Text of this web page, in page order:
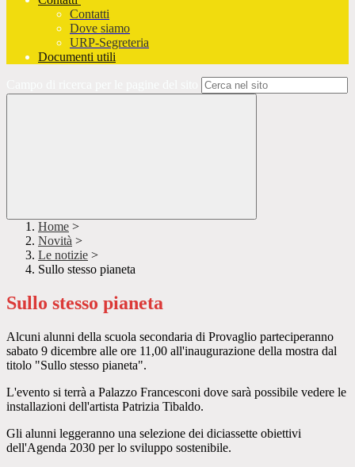
Contatti
Dove siamo
URP-Segreteria
Documenti utili
Home >
Novità >
Le notizie >
Sullo stesso pianeta
Sullo stesso pianeta
Alcuni alunni della scuola secondaria di Provaglio parteciperanno
sabato 9 dicembre alle ore 11,00 all'inaugurazione della mostra dal
titolo "Sullo stesso pianeta".
L'evento si terrà a Palazzo Francesconi dove sarà possibile vedere le
installazioni dell'artista Patrizia Tibaldo.
Gli alunni leggeranno una selezione dei diciassette obiettivi
dell'Agenda 2030 per lo sviluppo sostenibile.